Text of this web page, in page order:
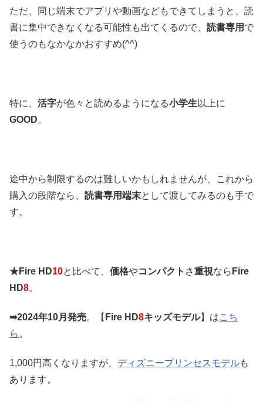
ただ、同じ端末でアプリや動画などもできてしまうと、読
書に集中できなくなる可能性も出てくるので、 読書専用 で
使うのもなかなかおすすめ(^^)
特に、 活字が色々と読めるようになる小学生 以上に
GOOD。
途中から制限するのは難しいかもしれませんが、これから
購入の段階なら、 読書専用端末として渡してみるのも手で
す。
★Fire HD10と比べて、 価格やコンパクト さ重視なら Fire
HD8。
➡2024年10月発売。【 Fire HD8キッズモデル】はこち
ら 。
1,000円高くなりますが、 ディズニープリンセスモデルも
あります。